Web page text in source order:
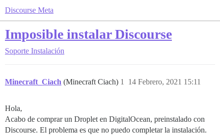
Discourse Meta
Imposible instalar Discourse
Soporte Instalación
Minecraft_Ciach (Minecraft Ciach) 14 Febrero, 2021 15:11
1
Hola,
Acabo de comprar un Droplet en DigitalOcean, preinstalado con
Discourse. El problema es que no puedo completar la instalación.